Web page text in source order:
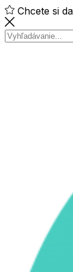
Chcete si
Search